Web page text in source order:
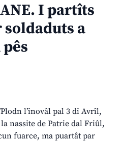
I partîts
a
l’inovâl pal 3 di Avrîl,
nassite de Patrie dal Friûl,
fuarce, ma puartât par